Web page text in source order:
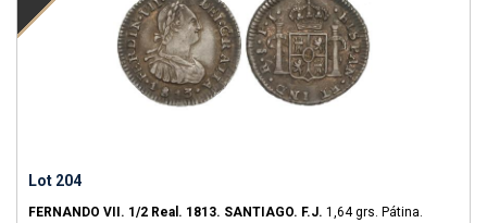
Lot 204
FERNANDO VII. 1/2 Real. 1813. SANTIAGO. F.J. 1,64 grs. Pátina.